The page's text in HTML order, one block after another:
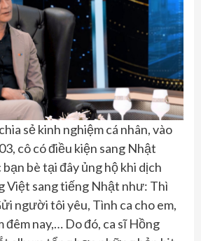
sẻ kinh nghiệm cá nhân, vào
cô có điều kiện sang Nhật
bè tại đây ủng hộ khi dịch
Việt sang tiếng Nhật như: Thì
người tôi yêu, Tình ca cho em,
đêm nay,… Do đó, ca sĩ Hồng